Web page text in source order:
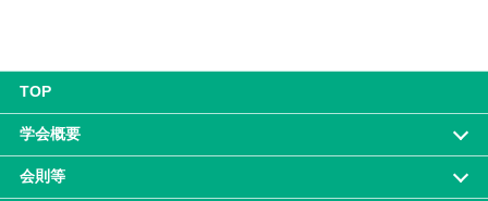
TOP
学会概要
会則等